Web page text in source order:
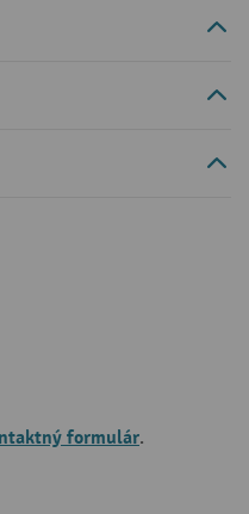
formulár.